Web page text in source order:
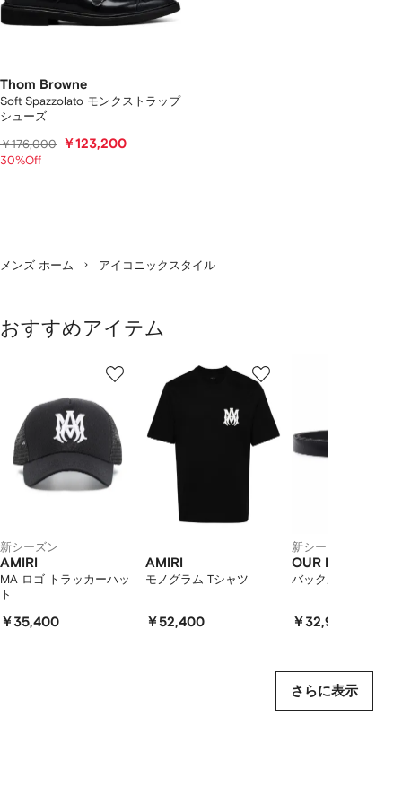
Thom Browne
Soft Spazzolato モンクストラップ
シューズ
￥176,000 ￥123,200
30%Off
メンズ ホーム アイコニックスタイル
おすすめアイテム
新シーズン
AMIRI
MA ロゴ トラッカーハッ
ト
￥35,400
AMIRI
モノグラム Tシャツ
￥52,400
新シーズン
OUR LEGACY
バックル レザーベル
￥32,900
さらに表示